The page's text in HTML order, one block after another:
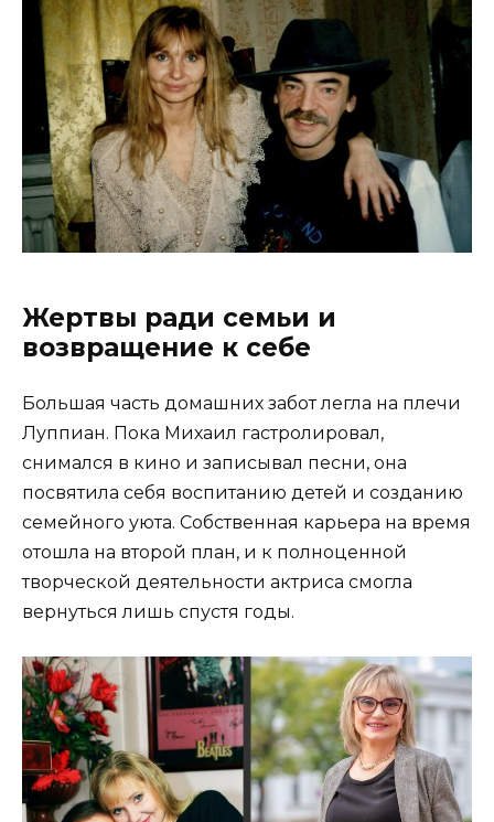
Жертвы ради семьи и
возвращение к себе
Большая часть домашних забот легла на плечи
Луппиан. Пока Михаил гастролировал,
снимался в кино и записывал песни, она
посвятила себя воспитанию детей и созданию
семейного уюта. Собственная карьера на время
отошла на второй план, и к полноценной
творческой деятельности актриса смогла
вернуться лишь спустя годы.